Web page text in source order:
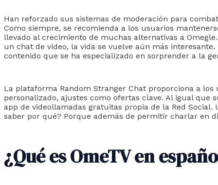
Han reforzado sus sistemas de moderación para
Como siempre, se recomienda a los usuarios
llevado al crecimiento de muchas alternativas a
un chat de video, la vida se vuelve aún más
contenido que se ha especializado en sorprender a la
La plataforma Random Stranger Chat proporciona a
personalizado, ajustes como ofertas clave. Al igual que
app de videollamadas gratuitas propia de la Red
saber por qué? Porque además de permitir charlar en
¿Qué es OmeTV en